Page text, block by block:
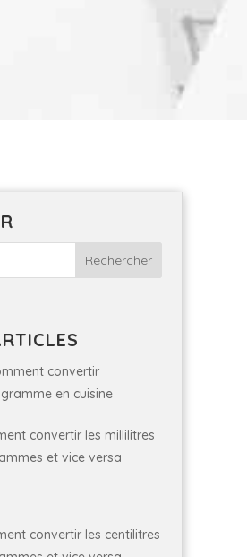
convertir
en cuisine
convertir les millilitres
et vice versa
convertir les centilitres